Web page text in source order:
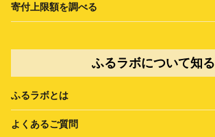
寄付上限額を調べる
ふるラボについて知る
ふるラボとは
よくあるご質問